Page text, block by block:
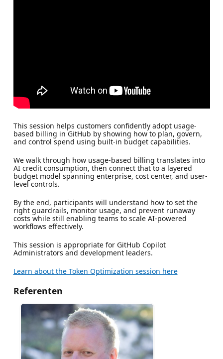
This session helps customers confidently adopt usage-
based billing in GitHub by showing how to plan, govern,
and control spend using built-in budget capabilities.
We walk through how usage-based billing translates into
AI credit consumption, then connect that to a layered
budget model spanning enterprise, cost center, and user-
level controls.
By the end, participants will understand how to set the
right guardrails, monitor usage, and prevent runaway
costs while still enabling teams to scale AI-powered
workflows effectively.
This session is appropriate for GitHub Copilot
Administrators and development leaders.
Learn about the Token Optimization session here
Referenten